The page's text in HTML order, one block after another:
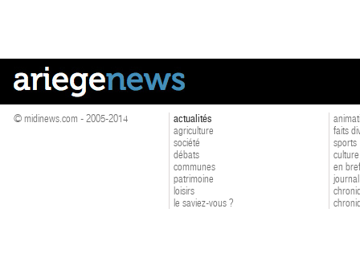
© midinews.com - 2005-2014
actualités
agriculture
société
débats
communes
patrimoine
loisirs
le saviez-vous ?
faits
sports
culture
en bref